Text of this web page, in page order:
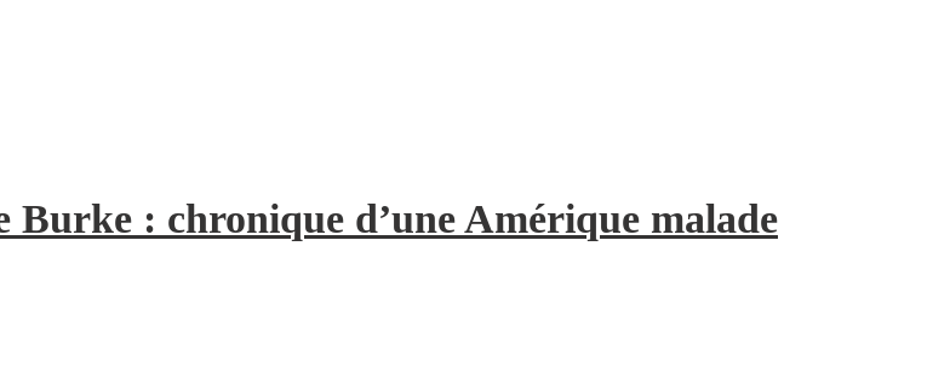
Burke : chronique d’une Amérique malade